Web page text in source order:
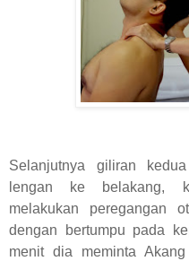
Selanjutnya giliran
lengan ke belakang,
melakukan peregangan
dengan bertumpu pada
menit dia meminta